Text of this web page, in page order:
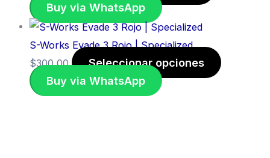
Buy via WhatsApp
S-Works Evade 3 Rojo | Specialized
$300,00
Seleccionar opciones
Buy via WhatsApp